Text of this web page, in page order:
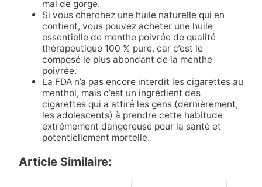
mal de gorge.
Si vous cherchez une huile naturelle qui en
contient, vous pouvez acheter une huile
essentielle de menthe poivrée de qualité
thérapeutique 100 % pure, car c’est le
composé le plus abondant de la menthe
poivrée.
La FDA n’a pas encore interdit les cigarettes au
menthol, mais c’est un ingrédient des
cigarettes qui a attiré les gens (dernièrement,
les adolescents) à prendre cette habitude
extrêmement dangereuse pour la santé et
potentiellement mortelle.
Article Similaire: